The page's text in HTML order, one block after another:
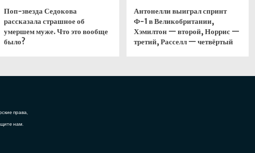
Поп-звезда Седокова
рассказала страшное об
умершем муже. Что это вообще
было?
Антонелли выиграл спринт
Ф-1 в Великобритании,
Хэмилтон — второй, Норрис —
третий, Расселл — четвёртый
права,
нам.